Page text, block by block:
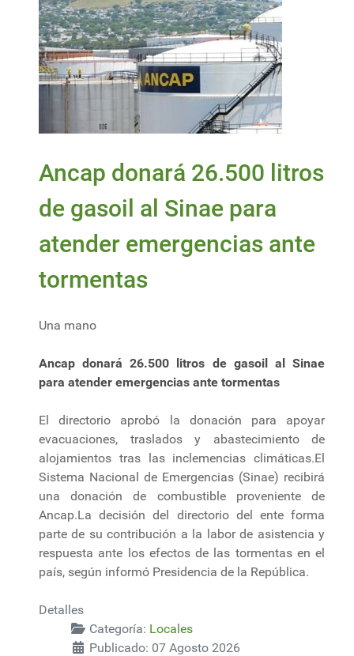
Ancap donará 26.500 litros
de gasoil al Sinae para
atender emergencias ante
tormentas
Una mano
Ancap donará 26.500 litros de gasoil al Sinae
para atender emergencias ante tormentas
El directorio aprobó la donación para apoyar
evacuaciones, traslados y abastecimiento de
alojamientos tras las inclemencias climáticas.El
Sistema Nacional de Emergencias (Sinae) recibirá
una donación de combustible proveniente de
Ancap.La decisión del directorio del ente forma
parte de su contribución a la labor de asistencia y
respuesta ante los efectos de las tormentas en el
país, según informó Presidencia de la República.
Detalles
Categoría: Locales
Publicado: 07 Agosto 2026